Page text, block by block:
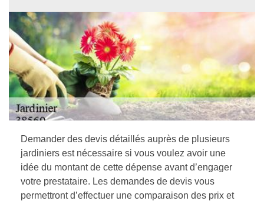
Demander des devis détaillés auprès de plusieurs
jardiniers est nécessaire si vous voulez avoir une
idée du montant de cette dépense avant d’engager
votre prestataire. Les demandes de devis vous
permettront d’effectuer une comparaison des prix et